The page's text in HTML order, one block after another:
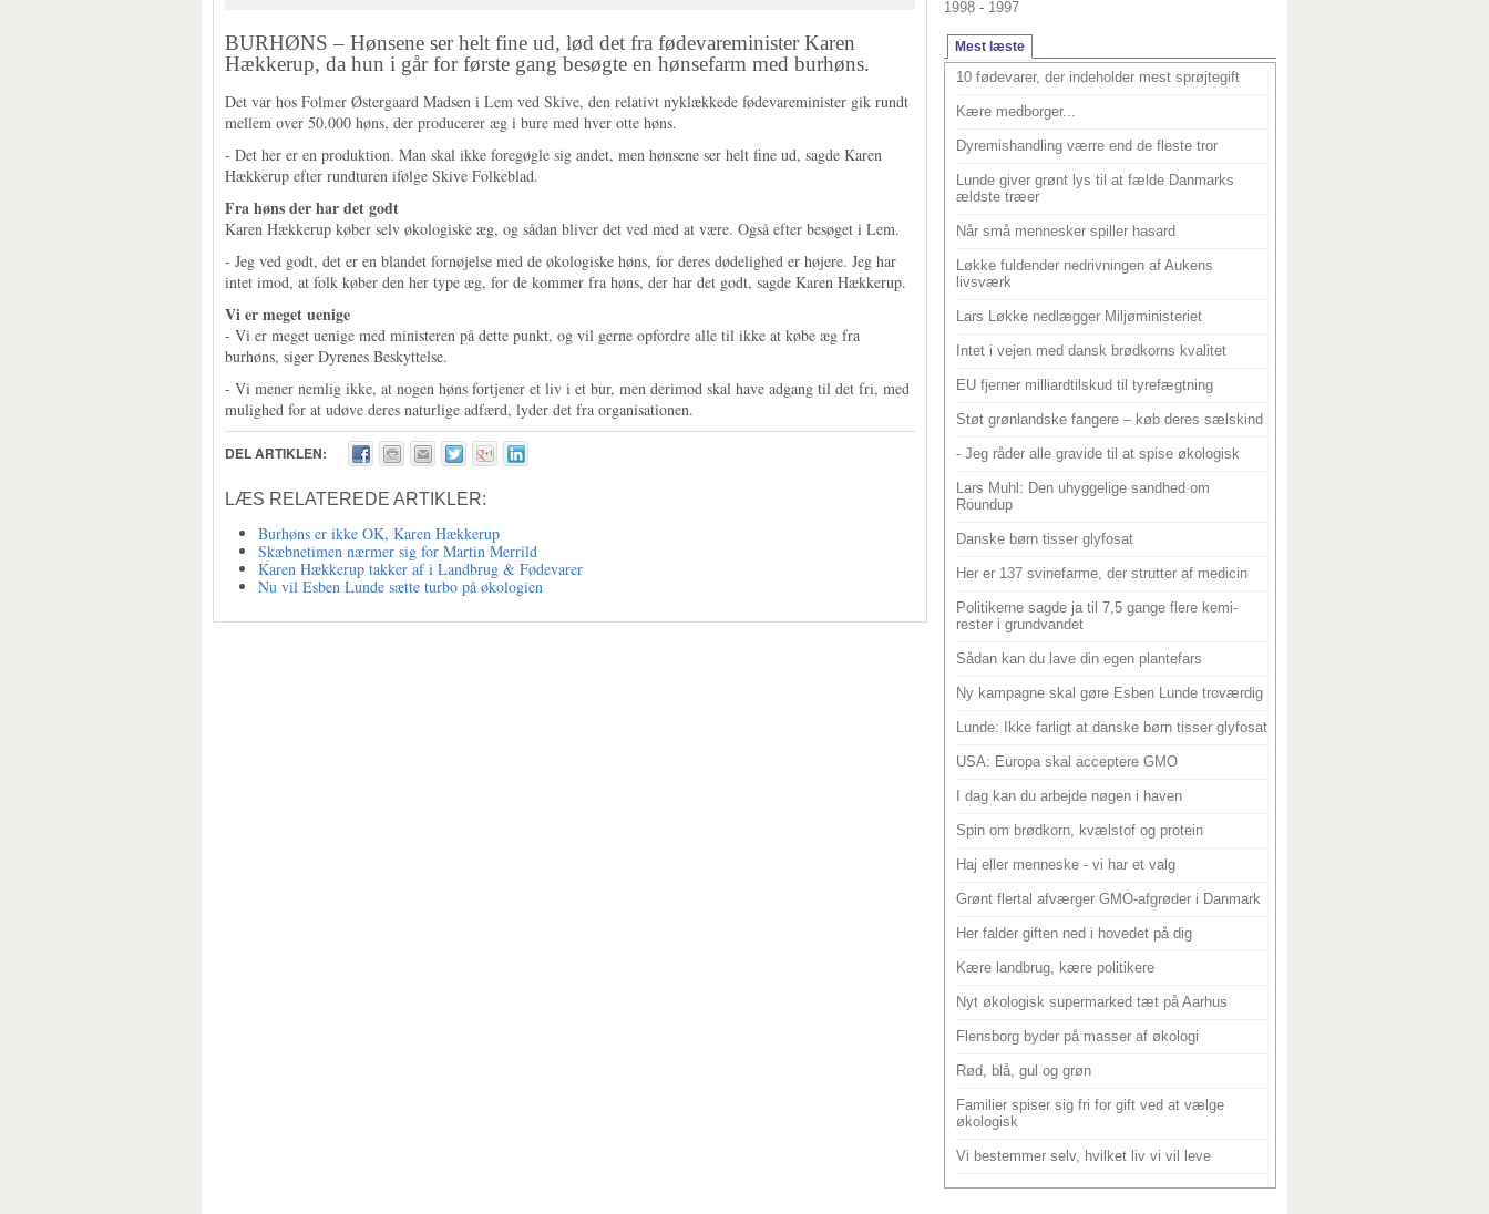
BURHØNS – Hønsene ser helt fine ud, lød det fra fødevareminister Karen
Hækkerup, da hun i går for første gang besøgte en hønsefarm med burhøns.
Det var hos Folmer Østergaard Madsen i Lem ved Skive, den relativt nyklækkede fødevareminister gik rundt
mellem over 50.000 høns, der producerer æg i bure med hver otte høns.
- Det her er en produktion. Man skal ikke foregøgle sig andet, men hønsene ser helt fine ud, sagde Karen
Hækkerup efter rundturen ifølge Skive Folkeblad.
Fra høns der har det godt
Karen Hækkerup køber selv økologiske æg, og sådan bliver det ved med at være. Også efter besøget i Lem.
- Jeg ved godt, det er en blandet fornøjelse med de økologiske høns, for deres dødelighed er højere. Jeg har
intet imod, at folk køber den her type æg, for de kommer fra høns, der har det godt, sagde Karen Hækkerup.
Vi er meget uenige
- Vi er meget uenige med ministeren på dette punkt, og vil gerne opfordre alle til ikke at købe æg fra
burhøns, siger Dyrenes Beskyttelse.
- Vi mener nemlig ikke, at nogen høns fortjener et liv i et bur, men derimod skal have adgang til det fri, med
mulighed for at udøve deres naturlige adfærd, lyder det fra organisationen.
DEL ARTIKLEN:
LÆS RELATEREDE ARTIKLER:
Burhøns er ikke OK, Karen Hækkerup
Skæbnetimen nærmer sig for Martin Merrild
Karen Hækkerup takker af i Landbrug & Fødevarer
Nu vil Esben Lunde sætte turbo på økologien
1998 - 1997
Mest læste
10 fødevarer, der indeholder mest sprøjtegift
Kære medborger...
Dyremishandling værre end de fleste tror
Lunde giver grønt lys til at fælde Danmarks
ældste træer
Når små mennesker spiller hasard
Løkke fuldender nedrivningen af Aukens
livsværk
Lars Løkke nedlægger Miljøministeriet
Intet i vejen med dansk brødkorns kvalitet
EU fjerner milliardtilskud til tyrefægtning
Støt grønlandske fangere – køb deres sælskind
- Jeg råder alle gravide til at spise økologisk
Lars Muhl: Den uhyggelige sandhed om
Roundup
Danske børn tisser glyfosat
Her er 137 svinefarme, der strutter af medicin
Politikerne sagde ja til 7,5 gange flere kemi-
rester i grundvandet
Sådan kan du lave din egen plantefars
Ny kampagne skal gøre Esben Lunde troværdig
Lunde: Ikke farligt at danske børn tisser glyfosat
USA: Europa skal acceptere GMO
I dag kan du arbejde nøgen i haven
Spin om brødkorn, kvælstof og protein
Haj eller menneske - vi har et valg
Grønt flertal afværger GMO-afgrøder i Danmark
Her falder giften ned i hovedet på dig
Kære landbrug, kære politikere
Nyt økologisk supermarked tæt på Aarhus
Flensborg byder på masser af økologi
Rød, blå, gul og grøn
Familier spiser sig fri for gift ved at vælge
økologisk
Vi bestemmer selv, hvilket liv vi vil leve